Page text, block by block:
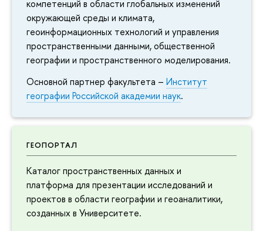
компетенций в области глобальных изменений
окружающей среды и климата,
геоинформационных технологий и управления
пространственными данными, общественной
географии и пространственного моделирования.
Основной партнер факультета – Институт
географии Российской академии наук.
ГЕОПОРТАЛ
Каталог пространственных данных и
платформа для презентации исследований и
проектов в области географии и геоаналитики,
созданных в Университете.